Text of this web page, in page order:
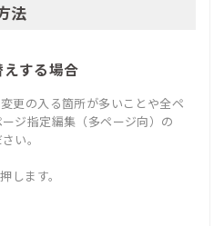
法
する場合
更の入る箇所が多いことや全ペ
ジ指定編集（多ページ向）の
い。
します。